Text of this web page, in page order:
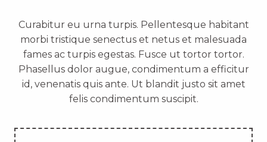
Curabitur eu urna turpis. Pellentesque habitant
morbi tristique senectus et netus et malesuada
fames ac turpis egestas. Fusce ut tortor tortor.
Phasellus dolor augue, condimentum a efficitur
id, venenatis quis ante. Ut blandit justo sit amet
felis condimentum suscipit.